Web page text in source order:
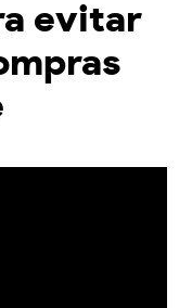
evitar